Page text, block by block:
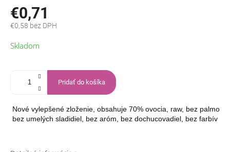
€0,71
€0,58 bez DPH
cena:
Skladom
Pridať do košíka
Nové vylepšené zloženie, obsahuje 70% ovocia, raw, bez
bez umelých sladidiel, bez aróm, bez dochucovadiel, bez farbív as